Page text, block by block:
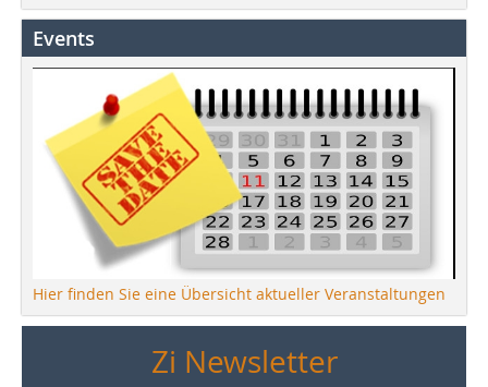
Events
Hier finden Sie eine Übersicht aktueller Veranstaltungen
Zi Newsletter